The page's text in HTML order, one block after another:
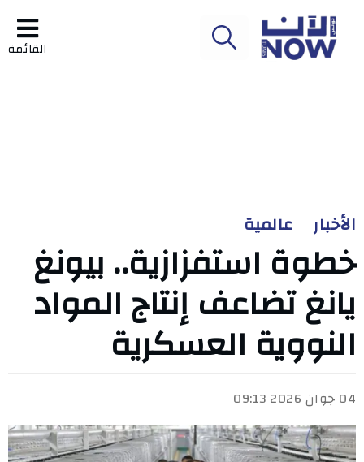
القائمة
الأخبار عالمية
خطوة استفزازية.. بيونغ
يانغ تضاعف إنتاج المواد
النووية العسكرية
04 جوان 2026 09:13